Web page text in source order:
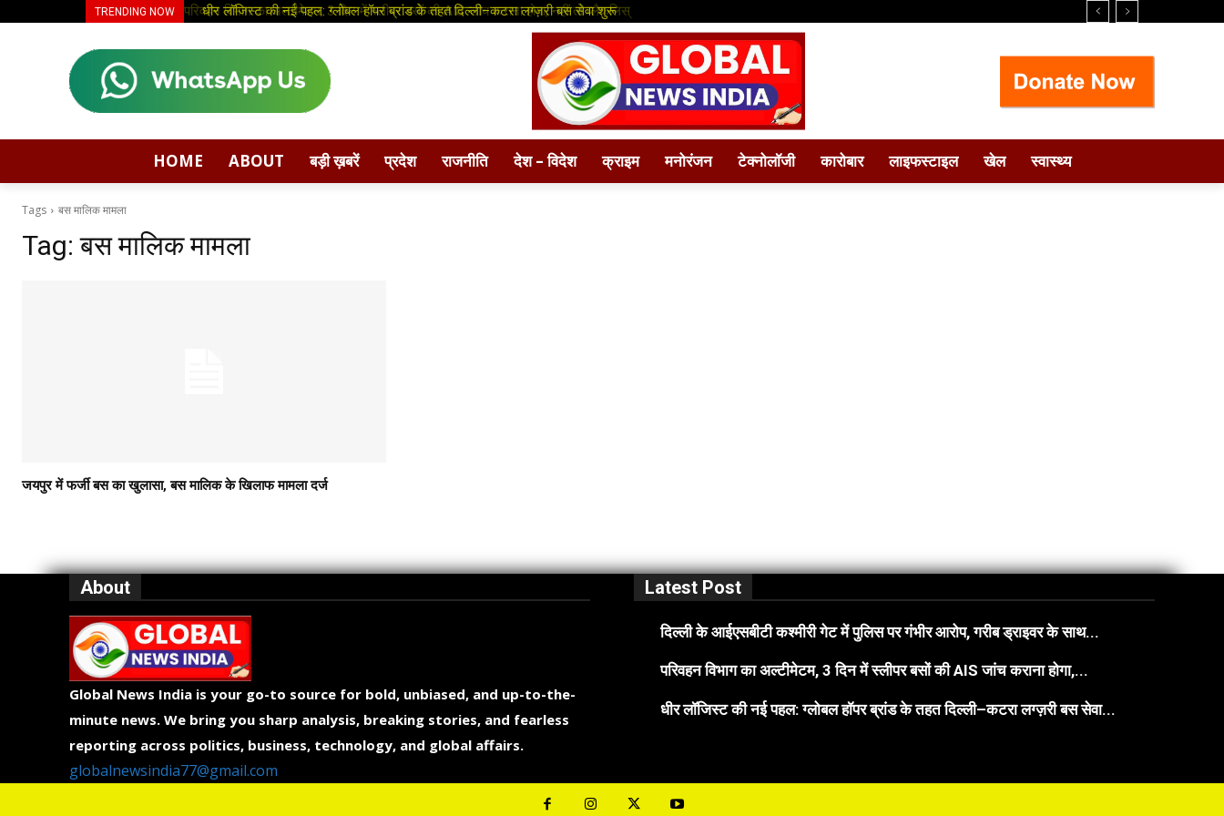
TRENDING NOW परिवहन विभाग का अल्टीमेटम, 3 दिन में स्लीपर बसों की AIS जांच कराना होगा, नहीं तो ब्लैकलिस्
धीर लॉजिस्ट की नई पहल: ग्लोबल हॉपर ब्रांड के तहत दिल्ली–कटरा लग्ज़री बस सेवा शुरू
HOME ABOUT बड़ी ख़बरें प्रदेश राजनीति देश – विदेश क्राइम मनोरंजन टेक्नोलॉजी कारोबार लाइफस्टाइल खेल स्वास्थ्य
Tags बस मालिक मामला
Tag:बस मालिक मामला
जयपुर में फर्जी बस का खुलासा, बस मालिक के खिलाफ मामला दर्ज
About
Global News India is your go-to source for bold, unbiased, and up-to-the-
minute news. We bring you sharp analysis, breaking stories, and fearless
reporting across politics, business, technology, and global affairs.
globalnewsindia77@gmail.com
Latest Post
दिल्ली के आईएसबीटी कश्मीरी गेट में पुलिस पर गंभीर आरोप, गरीब ड्राइवर के साथ...
परिवहन विभाग का अल्टीमेटम, 3 दिन में स्लीपर बसों की AIS जांच कराना होगा,...
धीर लॉजिस्ट की नई पहल: ग्लोबल हॉपर ब्रांड के तहत दिल्ली–कटरा लग्ज़री बस सेवा...